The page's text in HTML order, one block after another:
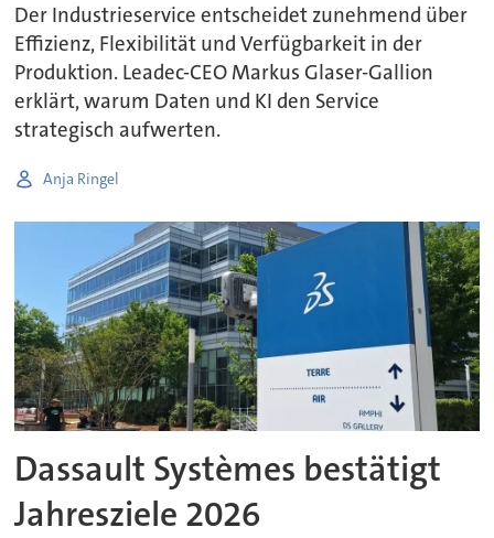
Der Industrieservice entscheidet zunehmend über
Effizienz, Flexibilität und Verfügbarkeit in der
Produktion. Leadec-CEO Markus Glaser-Gallion
erklärt, warum Daten und KI den Service
strategisch aufwerten.
Anja Ringel
Dassault Systèmes bestätigt
Jahresziele 2026